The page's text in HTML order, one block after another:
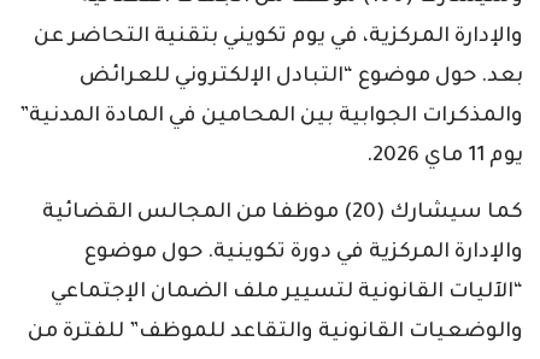
والإدارة المركزية، في يوم تكويني بتقنية التحاضر عن
بعد. حول موضوع “التبادل الإلكتروني للعرائض
والمذكرات الجوابية بين المحامين في المادة المدنية”
يوم 11 ماي 2026.
كما سيشارك (20) موظفا من المجالس القضائية
والإدارة المركزية في دورة تكوينية. حول موضوع
“الآليات القانونية لتسيير ملف الضمان الإجتماعي
والوضعيات القانونية والتقاعد للموظف” للفترة من